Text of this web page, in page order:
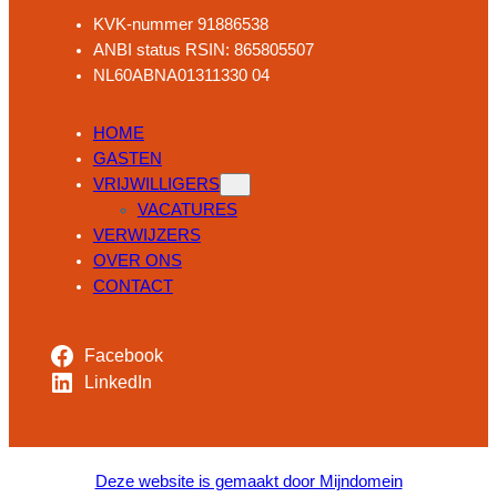
KVK-nummer 91886538
ANBI status RSIN: 865805507
NL60ABNA01311330 04
HOME
GASTEN
VRIJWILLIGERS
VACATURES
VERWIJZERS
OVER ONS
CONTACT
Facebook
LinkedIn
Deze website is gemaakt door Mijndomein